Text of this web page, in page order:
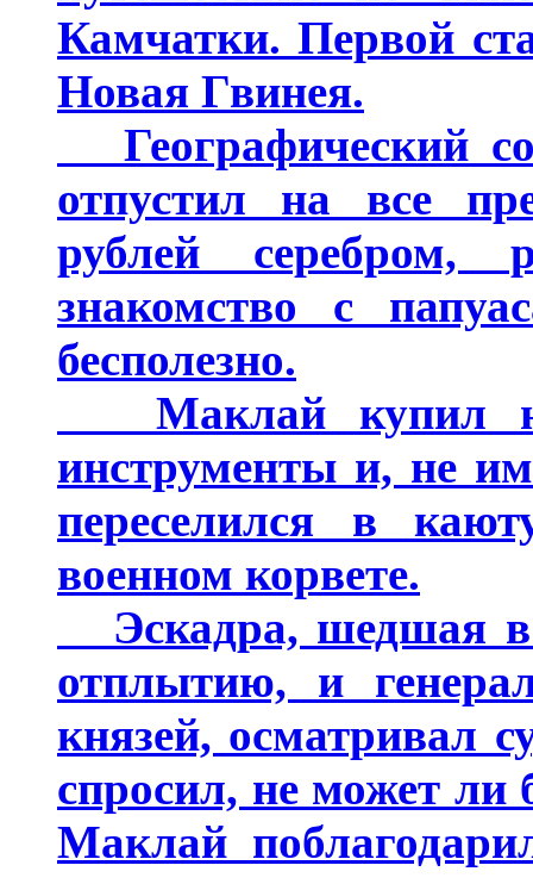
Камчатки. Первой
Новая Гвинея.
Географический
отпустил на все
рублей серебром,
знакомство с
бесполезно.
Маклай купил на
инструменты и, не
переселился в
военном корвете.
Эскадра, шедшая в
отплытию, и
князей, осматривал
спросил, не может ли
Маклай